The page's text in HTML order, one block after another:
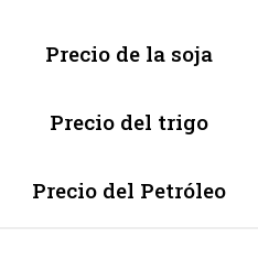
Precio de la soja
Precio del trigo
Precio del Petróleo